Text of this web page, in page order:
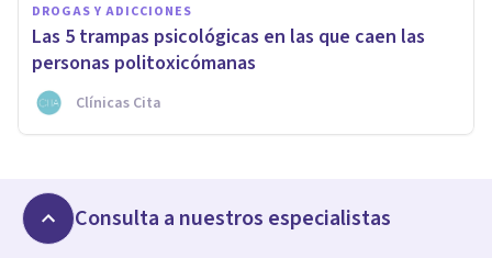
DROGAS Y ADICCIONES
Las 5 trampas psicológicas en las que caen las
personas politoxicómanas
Clínicas Cita
Consulta a nuestros especialistas